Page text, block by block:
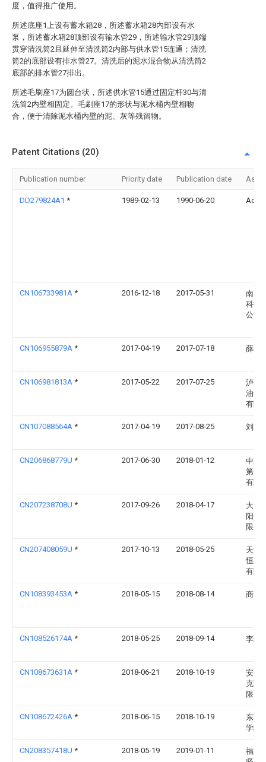
度，值得推广使用。
所述底座1上设有蓄水箱28，所述蓄水箱28内部设有水
泵，所述蓄水箱28顶部设有输水管29，所述输水管29顶端
贯穿清洗筒2且延伸至清洗筒2内部与供水管15连通；清洗
筒2的底部设有排水管27。清洗后的泥水混合物从清洗筒2
底部的排水管27排出。
所述毛刷座17为圆台状，所述供水管15通过固定杆30与清
洗筒2内壁相固定。毛刷座17的形状与泥水桶内壁相吻
合，便于清除泥水桶内壁的泥、灰等残留物。
Patent Citations (20)
Publication number Priority date Publication date
DD279824A1 * 1989-02-13 1990-06-20 Adw
CN106733981A * 2016-12-18 2017-05-31
南昌
科技
公司
CN106955879A * 2017-04-19 2017-07-18 薛模
CN106981813A * 2017-05-22 2017-07-25
泸州
油缸
有限
CN107088564A * 2017-04-19 2017-08-25 刘春
CN206868779U * 2017-06-30 2018-01-12
中建
第一
有限
CN207238708U * 2017-09-26 2018-04-17
大田
阳光
限公
CN207408059U * 2017-10-13 2018-05-25
天津
恒泰
有限
CN108393453A * 2018-05-15 2018-08-14 商奇
CN108526174A * 2018-05-25 2018-09-14 李瑞
CN108673631A * 2018-06-21 2018-10-19
安吉
克家
限公
CN108672426A * 2018-06-15 2018-10-19
东莞
学院
CN208357418U * 2018-05-19 2019-01-11
福建